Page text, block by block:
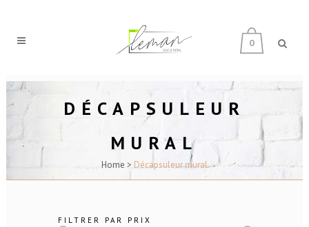
0
DÉCAPSULEUR
MURAL
Home > Décapsuleur mural
FILTRER PAR PRIX